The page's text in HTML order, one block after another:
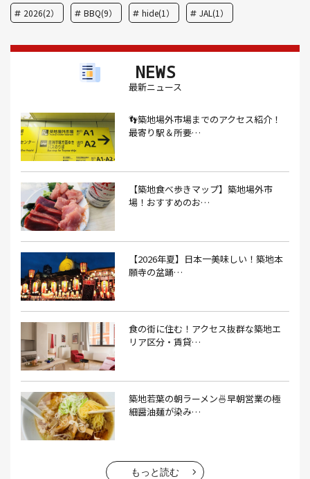
2026(2） BBQ(9） hide(1） JAL(1）
アイスクリーム(1） アイスクリーム店(1）
アジフライ(1） アド街(3）
あなごめし(1） アパート探し(1） アルバイト(1）
アンテナショップ(1）
いくら(1） イタリアン(6） イタリアンバル(1）
イタリアンレストラン(1） イタリアン料理(4）
イチゴジャム(1） イベント(9）
イベント2026(1） いわし(1） ウェットティッシュ(1）
うなぎ(10） うなぎ屋(2）
うな重(2） うに(4） エコバッグ(1）
エコバッグ おしゃれ(1） エコバッグ 折りたたみ(1）
エビフライ(3） おかゆ(1）
おでん(4） おにぎり(4）
お刺身(1） お参り(1） お困りごと解決(1）
お土産(14） お土産屋(1）
お寿司(2） お弁当(9）
NEWS
最新ニュース
👣築地場外市場までのアクセス紹介！
最寄り駅＆所要…
【築地食べ歩きマップ】築地場外市
場！おすすめのお…
【2026年夏】日本一美味しい！築地本
願寺の盆踊…
食の街に住む！アクセス抜群な築地エ
リア区分・賃貸…
築地若葉の朝ラーメン🍜早朝営業の極
細醤油麺が染み…
もっと読む